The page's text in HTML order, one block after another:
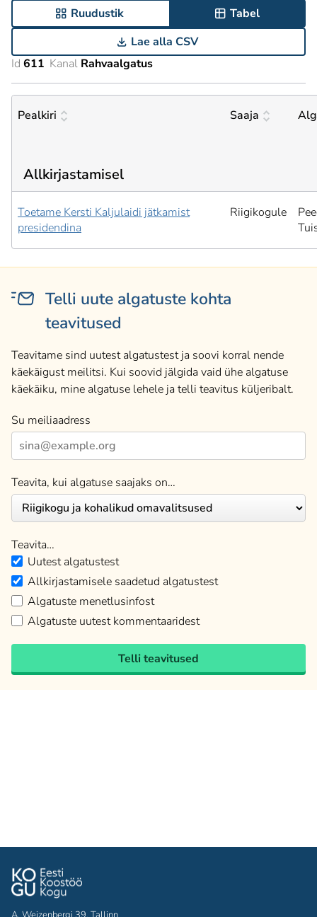
Ruudustik
Tabel
Lae alla CSV
Id 611 Kanal Rahvaalgatus
Pealkiri Saaja
Allkirjastamisel
Toetame Kersti Kaljulaidi jätkamist
presidendina
Riigikogule
Telli uute algatuste kohta
teavitused
Teavitame sind uutest algatustest ja soovi korral nende
käekäigust meilitsi. Kui soovid jälgida vaid ühe algatuse
käekäiku, mine algatuse lehele ja telli teavitus küljeribalt.
Su meiliaadress
Teavita, kui algatuse saajaks on…
Teavita…
Uutest algatustest
Allkirjastamisele saadetud algatustest
Algatuste menetlusinfost
Algatuste uutest kommentaaridest
Telli teavitused